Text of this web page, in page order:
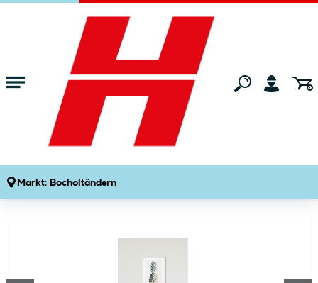
Zum Hauptinhalt springen
Markt: Bocholtändern
Wohnen Wohnaccessoires
Komar Wandbild Pineapple 40x50 cm
Artikelnummer: 124413